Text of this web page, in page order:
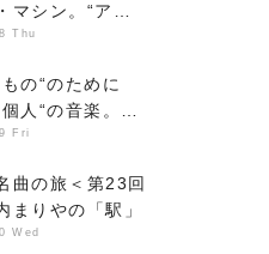
マシン。“アン
かす創作の原
Thu
の“のために
人“の音楽。冥
をレポート
Fri
曲の旅＜第23回
りやの「駅」
Wed